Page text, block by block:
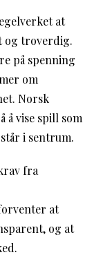
at
og troverdig.
på spenning
om
Norsk
å vise spill som
i sentrum.
fra
at
og at